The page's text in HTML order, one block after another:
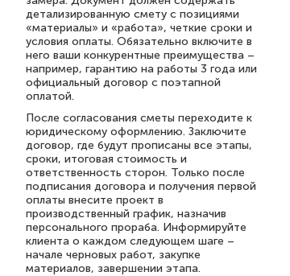
детализированную смету с позициями
«материалы» и «работа», четкие сроки и
условия оплаты. Обязательно включите в
него ваши конкурентные преимущества –
например, гарантию на работы 3 года или
официальный договор с поэтапной
оплатой.
После согласования сметы переходите к
юридическому оформлению. Заключите
договор, где будут прописаны все этапы,
сроки, итоговая стоимость и
ответственность сторон. Только после
подписания договора и получения первой
оплаты внесите проект в
производственный график, назначив
персонального прораба. Информируйте
клиента о каждом следующем шаге –
начале черновых работ, закупке
материалов, завершении этапа.